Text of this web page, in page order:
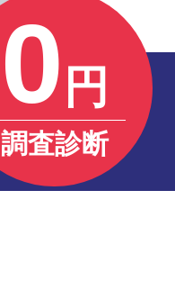
0 円
調査診断